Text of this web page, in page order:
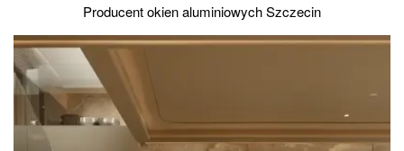
Producent okien aluminiowych Szczecin